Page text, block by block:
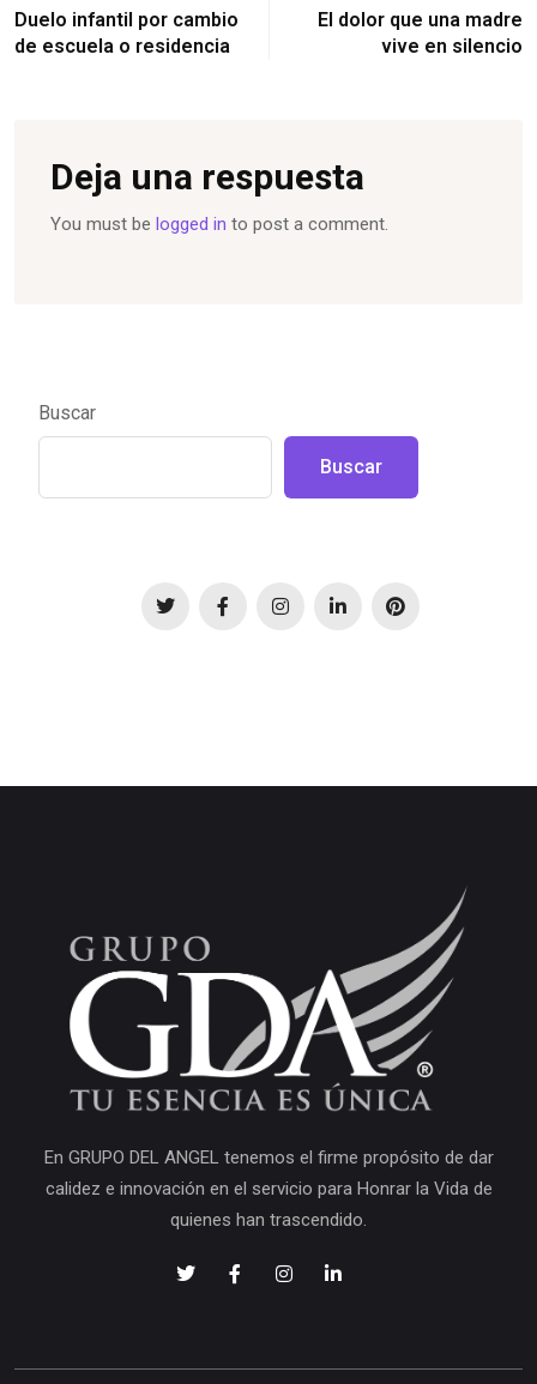
Duelo infantil por cambio
de escuela o residencia
El dolor que una madre
vive en silencio
Deja una respuesta
You must be logged in to post a comment.
Buscar
Buscar
En GRUPO DEL ANGEL tenemos el firme propósito de dar
calidez e innovación en el servicio para Honrar la Vida de
quienes han trascendido.